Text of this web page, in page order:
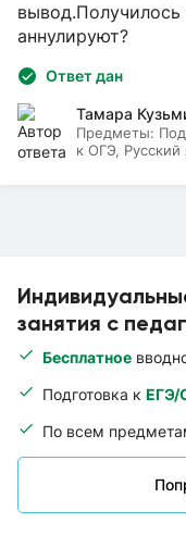
занятия с
Бесплатное
Подготовка к ЕГЭ/
По всем
вывод.Получилось
аннулируют?
Ответ дан
Тамара
Предметы:
к ОГЭ, Русский